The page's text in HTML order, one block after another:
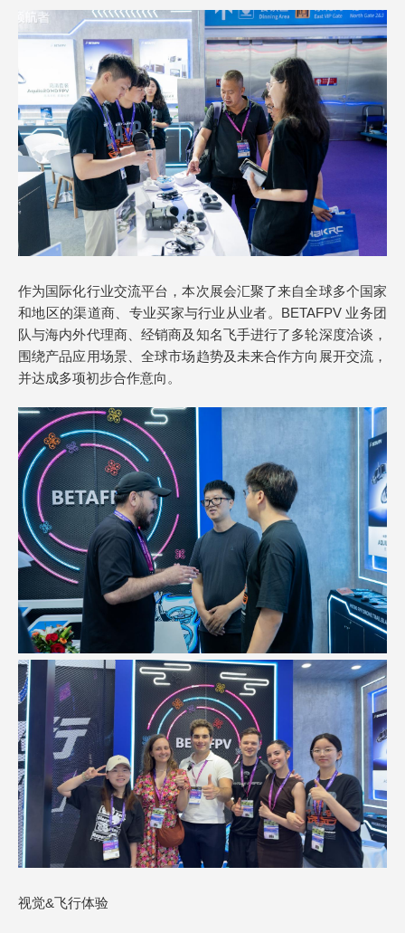
作为国际化行业交流平台，本次展会汇聚了来自全球多个国家
和地区的渠道商、专业买家与行业从业者。BETAFPV 业务团
队与海内外代理商、经销商及知名飞手进行了多轮深度洽谈，
围绕产品应用场景、全球市场趋势及未来合作方向展开交流，
并达成多项初步合作意向。
视觉&飞行体验